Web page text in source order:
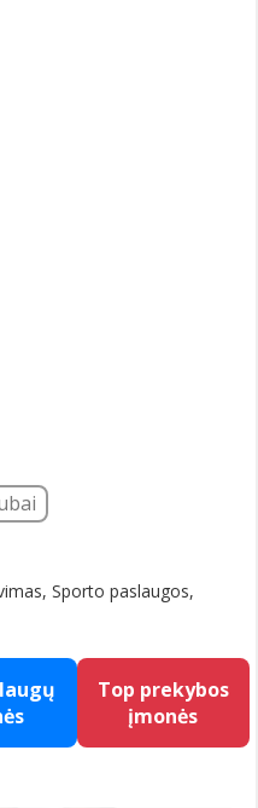
Sporto paslaugos,
Top prekybos
įmonės